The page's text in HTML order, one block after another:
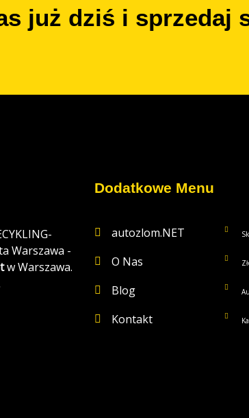
już dziś i sprzedaj
Warszawa -
w Warszawa.
Dodatkowe Menu
autozlom.NET
O Nas
Blog
Kontakt